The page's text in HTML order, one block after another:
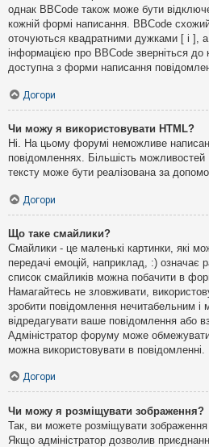
однак BBCode також може бути
кожній формі написання. BBCode
оточуються квадратними дужками [ і ],
інформацією про BBCode зверніться до
доступна з форми написання
Догори
Чи можу я використовувати HTML?
Ні. На цьому форумі неможливе
повідомленнях. Більшість
тексту може бути реалізована за
Догори
Що таке смайлики?
Смайлики - це маленькі картинки, які
передачі емоцій, наприклад, :) означає
список смайликів можна побачити в
Намагайтесь не зловживати,
зробити повідомлення нечитабельним
відредагувати ваше повідомлення або
Адміністратор форуму може обмежувати
можна використовувати в повідомленні.
Догори
Чи можу я розміщувати зображення?
Так, ви можете розміщувати зображення
Якщо адміністратор дозволив